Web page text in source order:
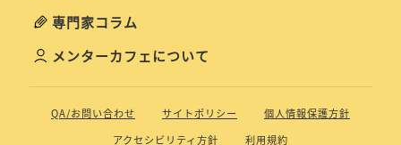
専門家コラム
メンターカフェについて
QA/お問い合わせ サイトポリシー
個人情報保護方針
アクセシビリティ方針
利用規約